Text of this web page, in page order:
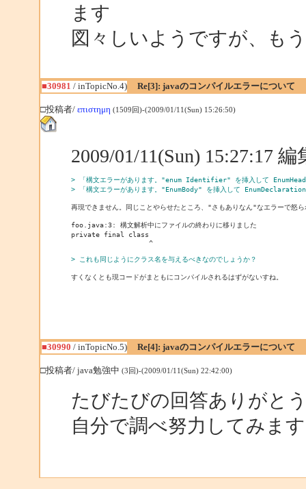
ます
図々しいようですが、も
■30981 / inTopicNo.4) Re[3]: javaのコンパイルエラーについて
□投稿者/ επιστημη (1509回)-(2009/01/11(Sun) 15:26:50)
2009/01/11(Sun) 15:27:17
> 「構文エラーがあります。"enum Identifier" を挿入して
> 「構文エラーがあります。"EnumBody" を挿入して EnumDeclaration
再現できません。同じことやらせたところ、"さもありなん"なエラーで怒ら
foo.java:3: 構文解析中にファイルの終わりに移りました
private final class
                   ^
> これも同じようにクラス名を与えるべきなのでしょうか？
■30990 / inTopicNo.5) Re[4]: javaのコンパイルエラーについて
□投稿者/ java勉強中 (3回)-(2009/01/11(Sun) 22:42:00)
たびたびの回答ありがと
自分で調べ努力してみます